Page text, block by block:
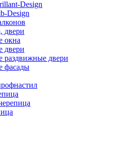
Design
Design
двери
окна
двери
двери
фасады